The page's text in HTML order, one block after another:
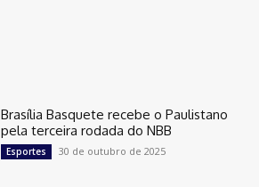
Brasília Basquete recebe o Paulistano
pela terceira rodada do NBB
Esportes 30 de outubro de 2025